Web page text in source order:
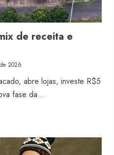
de receita e
2026
abre lojas, investe R$5
fase da...